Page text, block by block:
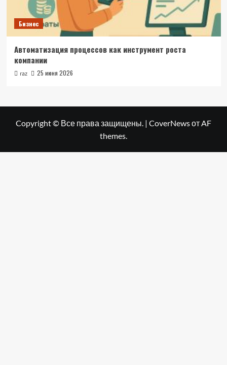
Бизнес
Автоматизация процессов как инструмент роста
компании
raz 25 июня 2026
Copyright © Все права защищены. | CoverNewsот AF
themes.